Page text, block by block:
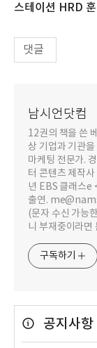
스테이션 HRD
댓글
남시언닷컴
12권의 책을 쓴
상 기업과 기관
마케팅 전문가.
터 콘텐츠 제작
년 EBS 클래스e
출연.
(문자 수신 가능
니 부재중이라면
구독하기
공지사항